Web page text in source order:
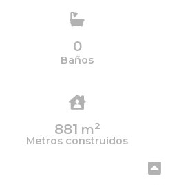
0
Baños
881 m2
Metros construidos